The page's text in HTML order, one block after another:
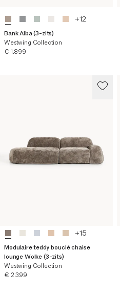
+12
Bank Alba (3-zits)
Westwing Collection
Huidige prijs
€ 1.899
+15
Modulaire teddy bouclé chaise
lounge Wolke (3-zits)
Westwing Collection
Huidige prijs
€ 2.399